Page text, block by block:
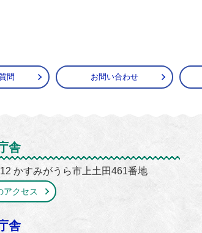
問 お問い合わせ
舎
かすみがうら市上土田461番地
アクセス
舎